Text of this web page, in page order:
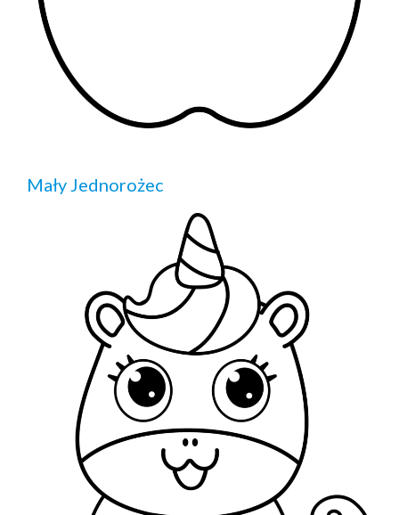
Mały Jednorożec